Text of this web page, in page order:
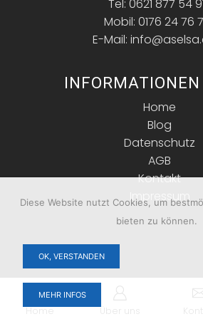
Tel: 0621 877 54
Mobil: 0176 24 76
E-Mail:
INFORMATIONEN
Home
Blog
Datenschutz
AGB
Kontakt
Impressum
Copyright © 2026 ASELSA. Alle
Home Über uns
Diese Website nutzt Cookies, um
bieten zu können.
OK, VERSTANDEN
MEHR INFOS